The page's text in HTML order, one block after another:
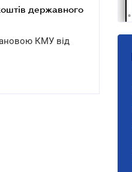
КМУ від